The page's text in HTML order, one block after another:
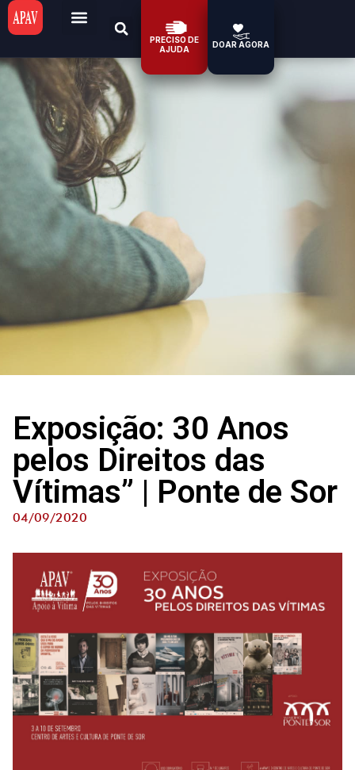
PRECISO DE
AJUDA
DOAR AGORA
Exposição: 30 Anos
pelos Direitos das
Vítimas” | Ponte de Sor
04/09/2020